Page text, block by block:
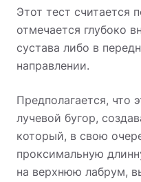
Этот тест считается
отмечается глубоко
сустава либо в
направлении.
Предполагается, что
лучевой бугор,
который, в свою
проксимальную
на верхнюю лабрум,